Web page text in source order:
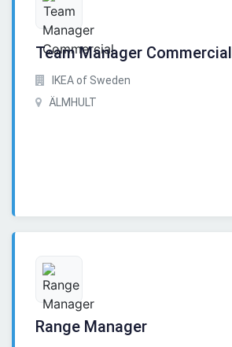
Team Manager Commercial
IKEA of Sweden
ÄLMHULT
Range Manager